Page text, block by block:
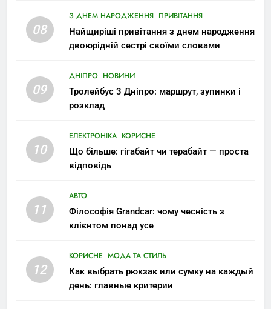
08
З ДНЕМ НАРОДЖЕННЯ ПРИВІТАННЯ
Найщиріші привітання з днем народження
двоюрідній сестрі своїми словами
09
ДНІПРО НОВИНИ
Тролейбус 3 Дніпро: маршрут, зупинки і
розклад
10
ЕЛЕКТРОНІКА КОРИСНЕ
Що більше: гігабайт чи терабайт — проста
відповідь
11
АВТО
Філософія Grandcar: чому чесність з
клієнтом понад усе
12
КОРИСНЕ МОДА ТА СТИЛЬ
Как выбрать рюкзак или сумку на каждый
день: главные критерии